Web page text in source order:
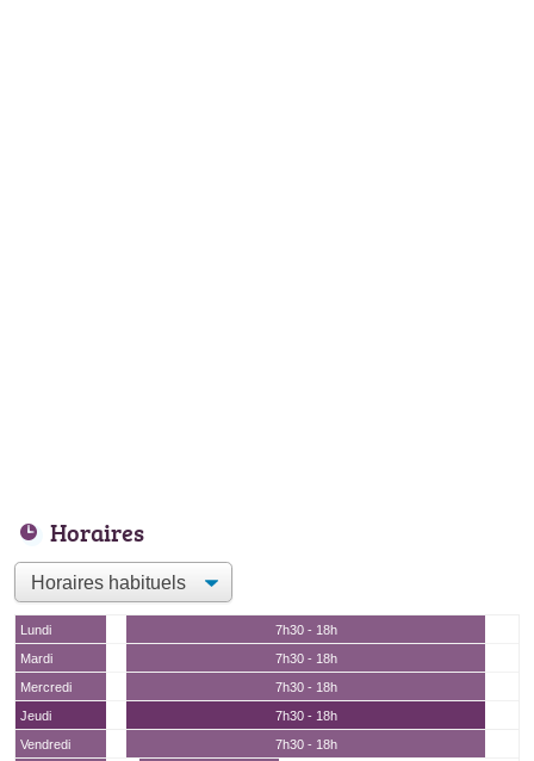
Horaires
Lundi
7h30 - 18h
Mardi
7h30 - 18h
Mercredi
7h30 - 18h
Jeudi
7h30 - 18h
Vendredi
7h30 - 18h